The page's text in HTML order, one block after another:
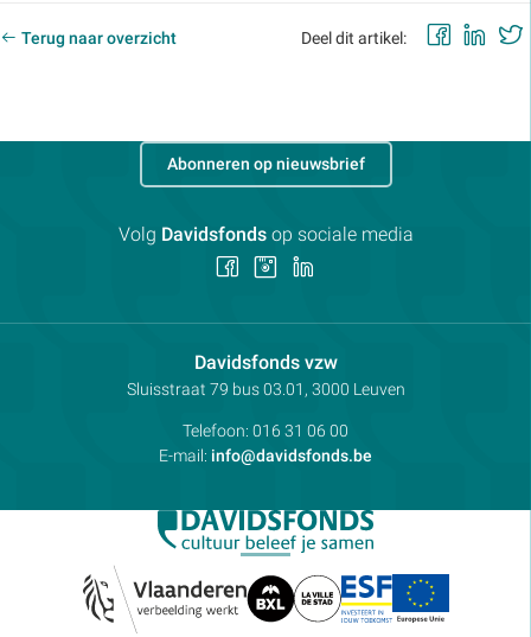
Terug naar overzicht Deel dit artikel:
Davidsfonds vzwContactpersoon:
Adres:
Sluisstraat 79 bus 03.01, 3000 Leuven
Telefoon: 016 31 06 00
E-mail: info@davidsfonds.be
Abonneren op nieuwsbrief
Volg Davidsfondsop sociale media
Volg Volg